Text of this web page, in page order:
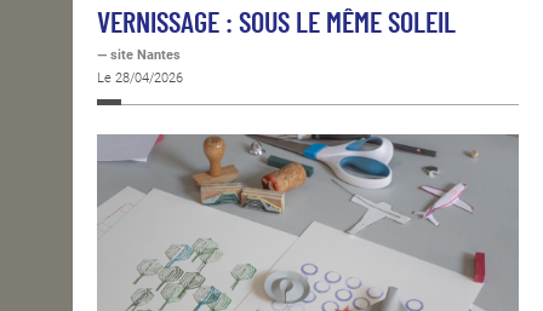
VERNISSAGE : SOUS LE MÊME SOLEIL
— site Nantes
Le 28/04/2026